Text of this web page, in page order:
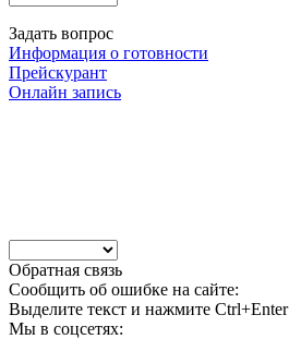
Задать вопрос
Информация о готовности
Прейскурант
Онлайн запись
Обратная связь
Сообщить об ошибке на сайте:
Выделите текст и нажмите Ctrl+Enter
Мы в соцсетях: